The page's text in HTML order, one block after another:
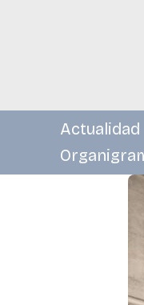
Actualidad